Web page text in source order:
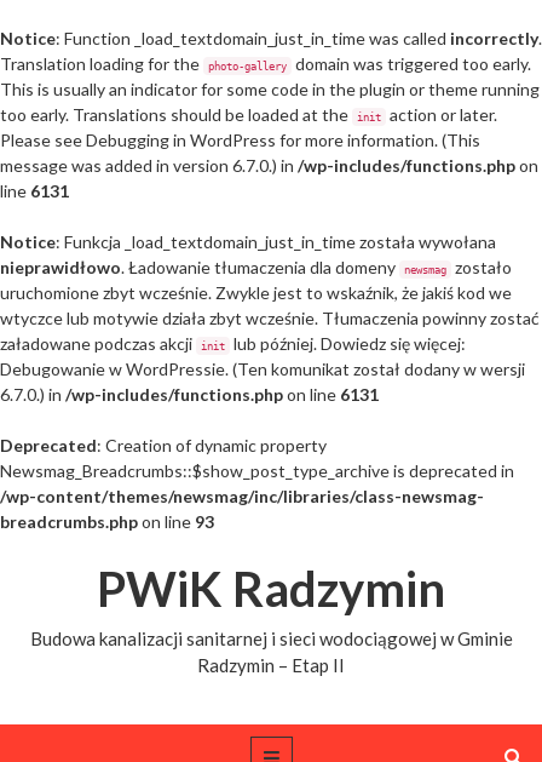
Notice: Function _load_textdomain_just_in_time was called incorrectly.
Translation loading for the
photo-gallery
domain was triggered too early.
This is usually an indicator for some code in the plugin or theme running
too early. Translations should be loaded at the
init
action or later.
Please seeDebugging in WordPress for more information. (This
message was added in version 6.7.0.) in /wp-includes/functions.phpon
line 6131
Notice: Funkcja _load_textdomain_just_in_time została wywołana
nieprawidłowo. Ładowanie tłumaczenia dla domeny newsmag
zostało
uruchomione zbyt wcześnie. Zwykle jest to wskaźnik, że jakiś kod we
wtyczce lub motywie działa zbyt wcześnie. Tłumaczenia powinny zostać
załadowane podczas akcji
init
lub później. Dowiedz się więcej:
Debugowanie w WordPressie. (Ten komunikat został dodany w wersji
6.7.0.) in /wp-includes/functions.phpon line 6131
Deprecated: Creation of dynamic property
Newsmag_Breadcrumbs::$show_post_type_archive is deprecated in
/wp-content/themes/newsmag/inc/libraries/class-newsmag-
breadcrumbs.phpon line 93
PWiK Radzymin
Budowa kanalizacji sanitarnej i sieci wodociągowej w Gminie
Radzymin – Etap II